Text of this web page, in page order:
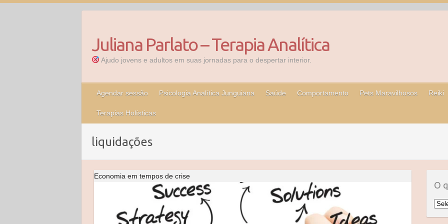
Juliana Parlato – Terapia Analítica
Ajudo jovens e adultos em suas jornadas para o despertar interior.
Agendar sessão Psicologia Analítica Junguiana Saúde Comportamento Pets Maravilhosos Reiki
Terapias Holísticas
liquidações
Economia em tempos de crise
O
O